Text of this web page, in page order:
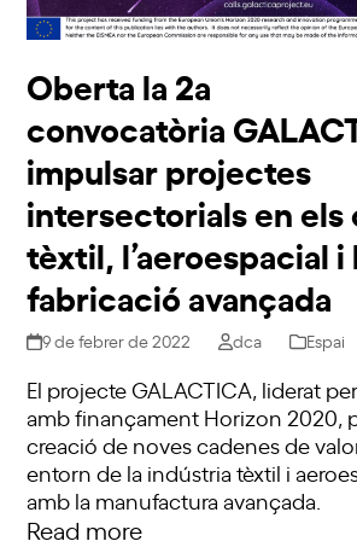
Oberta la 2a
convocatòria
impulsar projectes
intersectorials en els
tèxtil, l’aeroespacial i
fabricació avançada
9 de febrer de 2022 dca Espai
El projecte GALACTICA, liderat
amb finançament Horizon 2020,
creació de noves cadenes de
entorn de la indústria tèxtil i
amb la manufactura avançada.
Read more